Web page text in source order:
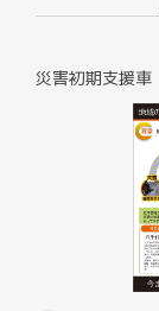
災害初期支援車